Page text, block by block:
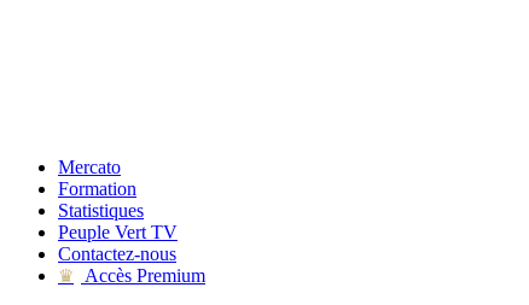
Mercato
Formation
Statistiques
Peuple Vert TV
Contactez-nous
♛
Accès Premium